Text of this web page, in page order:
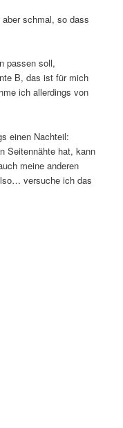
schmal, so dass
passen soll,
B, das ist für mich
ich allerdings von
einen Nachteil:
Seitennähte hat, kann
meine anderen
versuche ich das